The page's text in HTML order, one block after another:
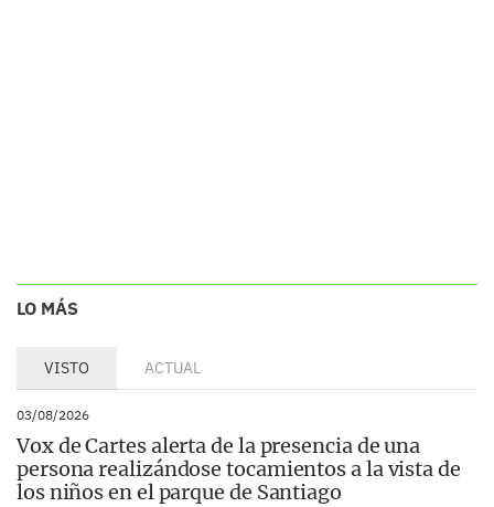
LO MÁS
VISTO ACTUAL
03/08/2026
Vox de Cartes alerta de la presencia de una
persona realizándose tocamientos a la vista de
los niños en el parque de Santiago